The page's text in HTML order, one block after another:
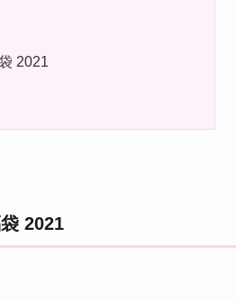
2021
2021